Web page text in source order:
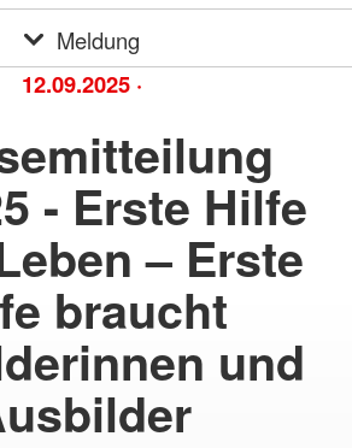
Meldung
12.09.2025 ·
- Erste Hilfe
– Erste
braucht
und